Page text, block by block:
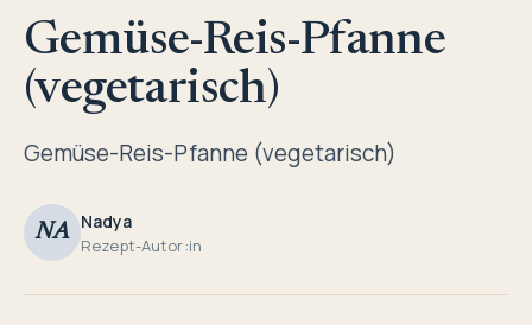
Gemüse-Reis-Pfanne
(vegetarisch)
Gemüse-Reis-Pfanne (vegetarisch)
NA Nadya
Rezept-Autor:in